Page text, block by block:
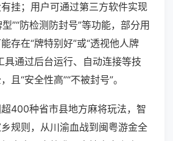
挂；用户可通过第三方软件实现
”“防检测防封号”等功能，部分用
存在“牌特别好”或“透视他人牌
具通过后台运行、自动连接等技
且“安全性高”“不被封号”。
400种省市县地方麻将玩法，智
规则，从川渝血战到闽粤游金全